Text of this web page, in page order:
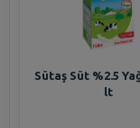
Sütaş Süt %2.5
lt